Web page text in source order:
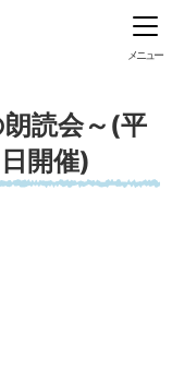
メニュー
朗読会～(平
開催)